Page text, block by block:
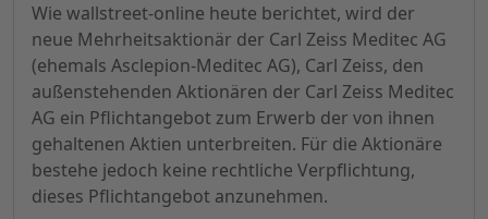
Wie wallstreet-online heute berichtet, wird der
neue Mehrheitsaktionär der Carl Zeiss Meditec AG
(ehemals Asclepion-Meditec AG), Carl Zeiss, den
außenstehenden Aktionären der Carl Zeiss Meditec
AG ein Pflichtangebot zum Erwerb der von ihnen
gehaltenen Aktien unterbreiten. Für die Aktionäre
bestehe jedoch keine rechtliche Verpflichtung,
dieses Pflichtangebot anzunehmen.